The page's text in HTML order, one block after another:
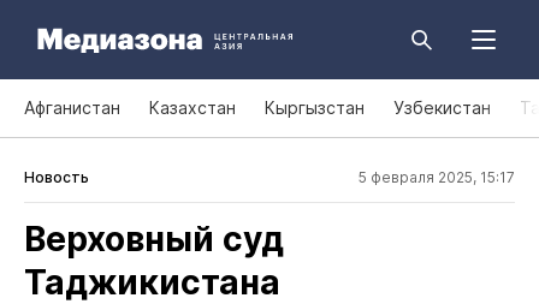
Афганистан Казахстан Кыргызстан Узбекистан
Новость 5 февраля 2025, 15:17
Верховный суд
Таджикистана